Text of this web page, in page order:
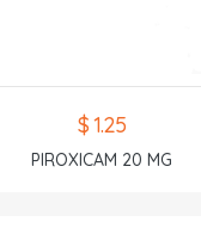
$ 1.25
PIROXICAM 20 MG